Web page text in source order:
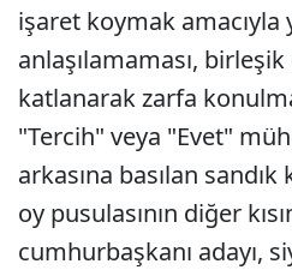
işaret koymak amacıyla
anlaşılamaması, birleşik
katlanarak zarfa
"Tercih" veya "Evet"
arkasına basılan
oy pusulasının diğer
cumhurbaşkanı adayı,